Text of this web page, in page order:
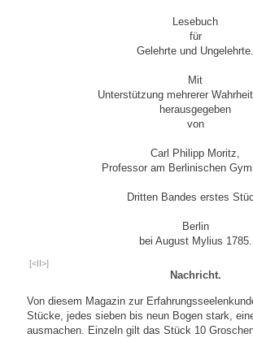
Lesebuch
für
Gelehrte und Ungelehrte.
Mit
Unterstützung mehrerer
herausgegeben
von
Carl Philipp Moritz,
Professor am Berlinischen
Dritten Bandes erstes
Berlin
bei August Mylius 1785.
[<II>]
Nachricht.
Von diesem Magazin zur
Stücke, jedes sieben bis neun Bogen stark,
ausmachen. Einzeln gilt das Stück 10